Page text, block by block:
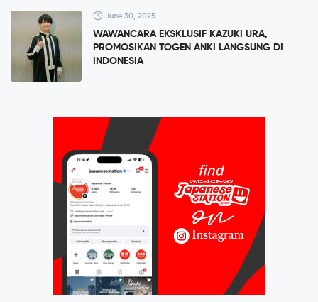
June 30, 2025
WAWANCARA EKSKLUSIF KAZUKI URA,
PROMOSIKAN TOGEN ANKI LANGSUNG DI
INDONESIA